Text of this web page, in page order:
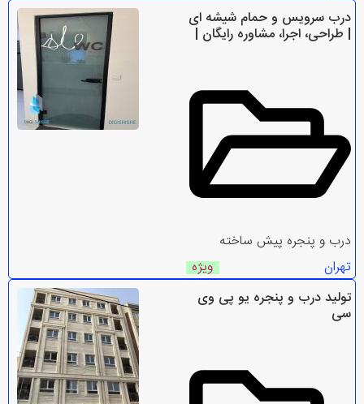
درب سرویس و حمام شیشه ای
| طراحی، اجرا، مشاوره رایگان |
درب و پنجره پیش ساخته
تهران
ویژه
تولید درب و پنجره یو پی وی
سی